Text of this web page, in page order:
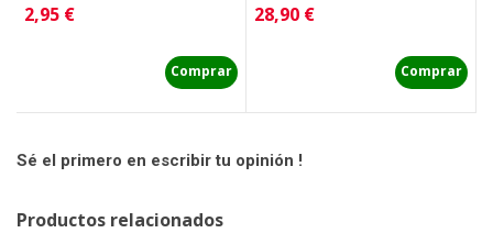
Precio
2,95 €
Comprar
Precio
28,90 €
Comprar
Sé el primero en escribir tu opinión !
Productos relacionados